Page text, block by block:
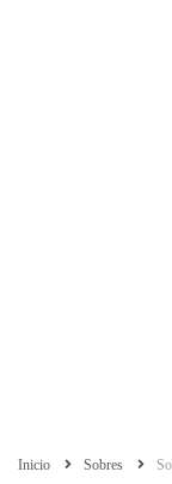
Inicio Sobres